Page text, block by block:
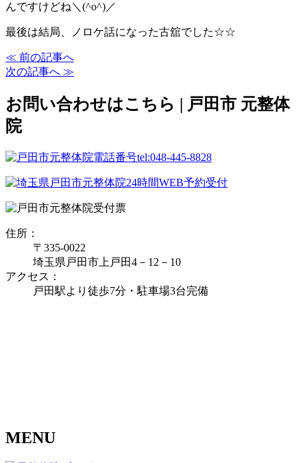
んですけどね＼(^o^)／
最後は結局、ノロケ話になった古舘でした☆☆
≪ 前の記事へ
次の記事へ ≫
お問い合わせはこちら | 戸田市 元整体
院
住所：
〒335‐0022
埼玉県戸田市上戸田4－12－10
アクセス：
戸田駅より徒歩7分・駐車場3台完備
MENU